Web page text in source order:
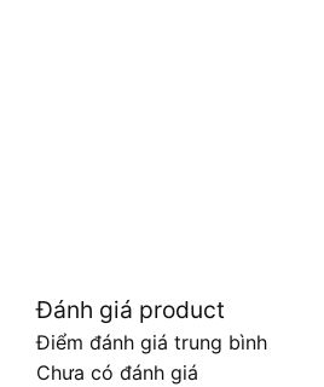
Đánh giá product
Điểm đánh giá trung bình
Chưa có đánh giá